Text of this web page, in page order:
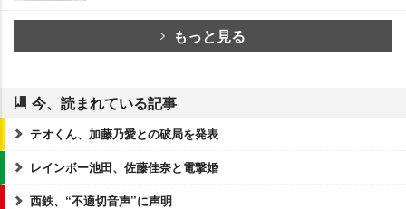
もっと見る
今、読まれている記事
テオくん、加藤乃愛との破局を発表
レインボー池田、佐藤佳奈と電撃婚
西鉄、“不適切音声”に声明